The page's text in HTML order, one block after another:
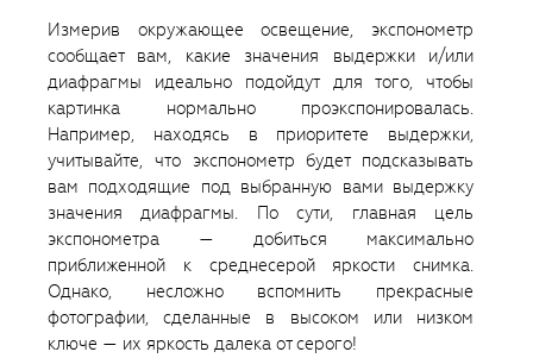
Измерив окружающее освещение, экспонометр
сообщает вам, какие значения выдержки и/или
диафрагмы идеально подойдут для того, чтобы
картинка нормально проэкспонировалась.
Например, находясь в приоритете выдержки,
учитывайте, что экспонометр будет подсказывать
вам подходящие под выбранную вами выдержку
значения диафрагмы. По сути, главная цель
экспонометра — добиться максимально
приближенной к среднесерой яркости снимка.
Однако, несложно вспомнить прекрасные
фотографии, сделанные в высоком или низком
ключе — их яркость далека от серого!